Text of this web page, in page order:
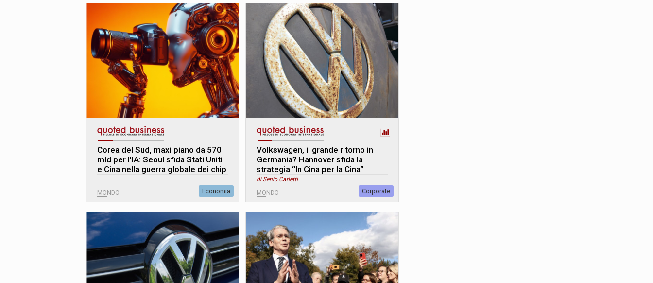
Corea del Sud, maxi piano da 570
mld per l'IA: Seoul sfida Stati Uniti
e Cina nella guerra globale dei chip
MONDO Economia
Volkswagen, il grande ritorno in
Germania? Hannover sfida la
strategia “In Cina per la Cina”
di Senio Carletti
MONDO Corporate